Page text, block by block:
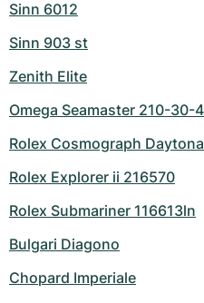
Sinn 6012
Sinn 903 st
Zenith Elite
Omega Seamaster 210-30-
Rolex Cosmograph
Rolex Explorer ii 216570
Rolex Submariner 116613ln
Bulgari Diagono
Chopard Imperiale